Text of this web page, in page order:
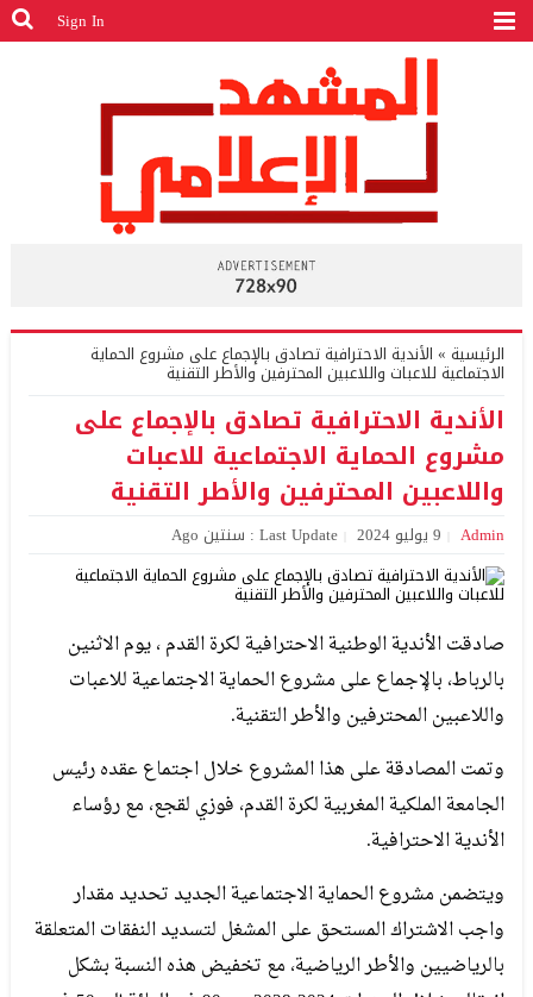
Sign In
الرئيسية » الأندية الاحترافية تصادق بالإجماع على مشروع الحماية
الاجتماعية للاعبات واللاعبين المحترفين والأطر التقنية
الأندية الاحترافية تصادق بالإجماع على
مشروع الحماية الاجتماعية للاعبات
واللاعبين المحترفين والأطر التقنية
Admin 9 يوليو 2024 Last Update : سنتين Ago
صادقت الأندية الوطنية الاحترافية لكرة القدم ، يوم الاثنين
بالرباط، بالإجماع على مشروع الحماية الاجتماعية للاعبات
واللاعبين المحترفين والأطر التقنية.
وتمت المصادقة على هذا المشروع خلال اجتماع عقده رئيس
الجامعة الملكية المغربية لكرة القدم، فوزي لقجع، مع رؤساء
الأندية الاحترافية.
ويتضمن مشروع الحماية الاجتماعية الجديد تحديد مقدار
واجب الاشتراك المستحق على المشغل لتسديد النفقات المتعلقة
بالرياضيين والأطر الرياضية، مع تخفيض هذه النسبة بشكل